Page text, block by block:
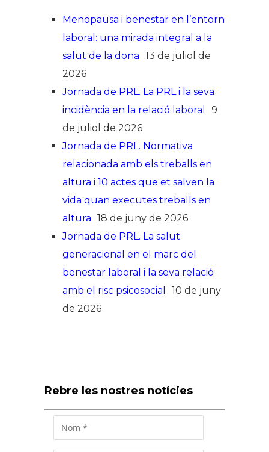
Menopausa i benestar en l’entorn
laboral: una mirada integral a la
salut de la dona 13 de juliol de
2026
Jornada de PRL. La PRL i la seva
incidència en la relació laboral
9
de juliol de 2026
Jornada de PRL. Normativa
relacionada amb els treballs en
altura i 10 actes que et salven la
vida quan executes treballs en
altura 18 de juny de 2026
Jornada de PRL. La salut
generacional en el marc del
benestar laboral i la seva relació
amb el risc psicosocial
10 de juny
de 2026
Rebre les nostres notícies